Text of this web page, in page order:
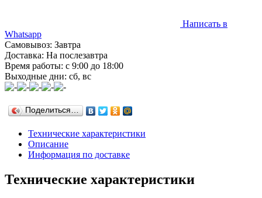
Написать в
Whatsapp
Самовывоз: Завтра
Доставка: На послезавтра
Время работы: с 9:00 до 18:00
Выходные дни: сб, вс
Поделиться…
Технические характеристики
Описание
Информация по доставке
Технические характеристики